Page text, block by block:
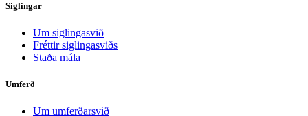
Siglingar
Um siglingasvið
Fréttir siglingasviðs
Staða mála
Umferð
Um umferðarsvið